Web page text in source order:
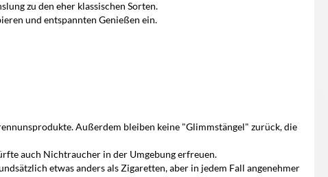
zu den eher klassischen Sorten.
und entspannten Genießen ein.
Außerdem bleiben keine "Glimmstängel" zurück, die
auch Nichtraucher in der Umgebung erfreuen.
etwas anders als Zigaretten, aber in jedem Fall angenehmer